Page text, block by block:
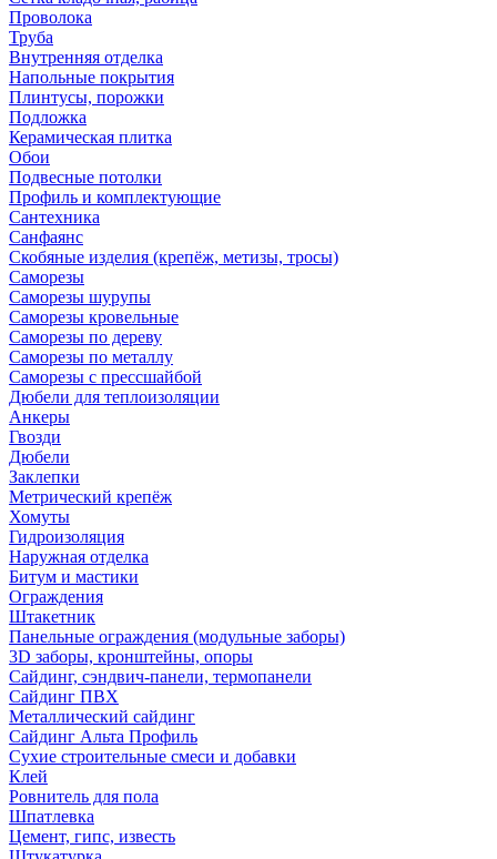
Проволока
Труба
Внутренняя отделка
Напольные покрытия
Плинтусы, порожки
Подложка
Керамическая плитка
Обои
Подвесные потолки
Профиль и комплектующие
Сантехника
Санфаянс
Скобяные изделия (крепёж, метизы, тросы)
Саморезы
Саморезы шурупы
Саморезы кровельные
Саморезы по дереву
Саморезы по металлу
Саморезы с прессшайбой
Дюбели для теплоизоляции
Анкеры
Гвозди
Дюбели
Заклепки
Метрический крепёж
Хомуты
Гидроизоляция
Наружная отделка
Битум и мастики
Ограждения
Штакетник
Панельные ограждения (модульные заборы)
3D заборы, кронштейны, опоры
Cайдинг, сэндвич-панели, термопанели
Сайдинг ПВХ
Металлический сайдинг
Сайдинг Альта Профиль
Сухие строительные смеси и добавки
Клей
Ровнитель для пола
Шпатлевка
Цемент, гипс, известь